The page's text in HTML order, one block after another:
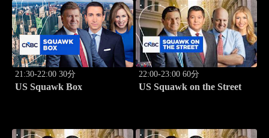
21:30-22:00 30分
US Squawk Box
22:00-23:00 60分
US Squawk on the Street